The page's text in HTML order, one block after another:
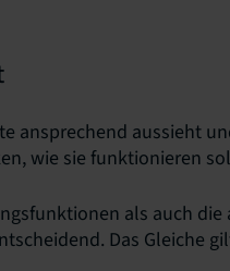
ansprechend aussieht
wie sie funktionieren
als auch
Das Gleiche